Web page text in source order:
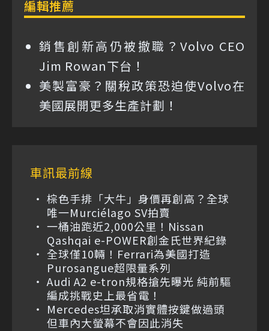
編輯推薦
銷售創新高仍被撤職？Volvo CEO
Jim Rowan下台！
美製富豪？關稅政策恐迫使Volvo在
美國展開更多生產計劃！
車訊最前線
棕色手排「大牛」身價再創高？全球
唯一Murciélago SV拍賣
一桶油跑近2,000公里！Nissan
Qashqai e-POWER創金氏世界紀錄
全球僅10輛！Ferrari為美國打造
Purosangue超限量系列
Audi A2 e-tron規格搶先曝光 純前驅
編成挑戰史上最省電！
Mercedes坦承取消實體按鍵做過頭
但車內大螢幕不會因此消失